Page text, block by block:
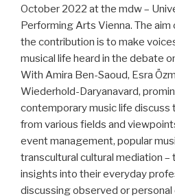
October 2022 at the mdw –
Performing Arts Vienna. The
the contribution is to make
musical life heard in the debate
With Amira Ben-Saoud, Esra
Wiederhold-Daryanavard,
contemporary music life
from various fields and
event management, popular
transcultural cultural mediation –
insights into their everyday
discussing observed or personal